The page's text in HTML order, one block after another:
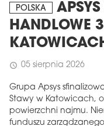
POLSKA
HANDLOWE
schedule 05 sierpnia 2026
Grupa Apsys
Stawy w Katowicach,
powierzchni najmu.
funduszu